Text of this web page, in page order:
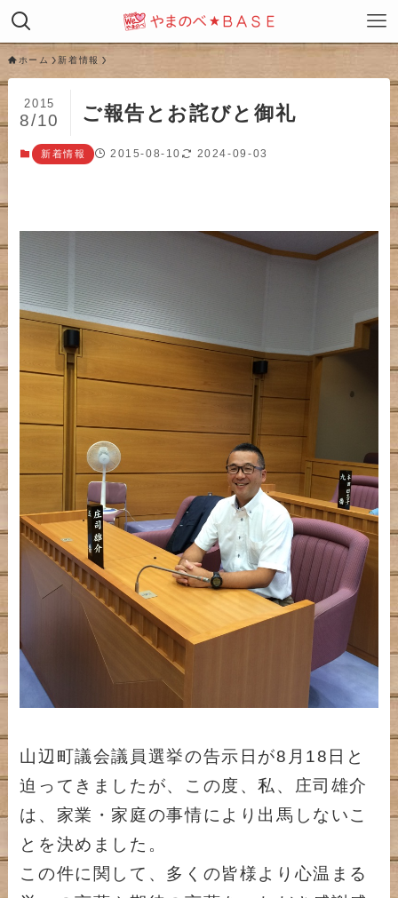
ホーム 新着情報
ご報告とお詫びと御礼
2015
8/10
新着情報 2015-08-10 2024-09-03
山辺町議会議員選挙の告示日が8月18日と
迫ってきましたが、この度、私、庄司雄介
は、家業・家庭の事情により出馬しないこ
とを決めました。
この件に関して、多くの皆様より心温まる